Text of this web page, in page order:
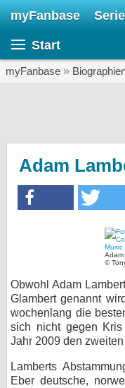
myFanbase
Start
myFanbase »
Adam
©
Obwohl Adam
Glambert genannt
wochenlang die
sich nicht gegen
Jahr 2009 den
Lamberts
Eber deutsche,